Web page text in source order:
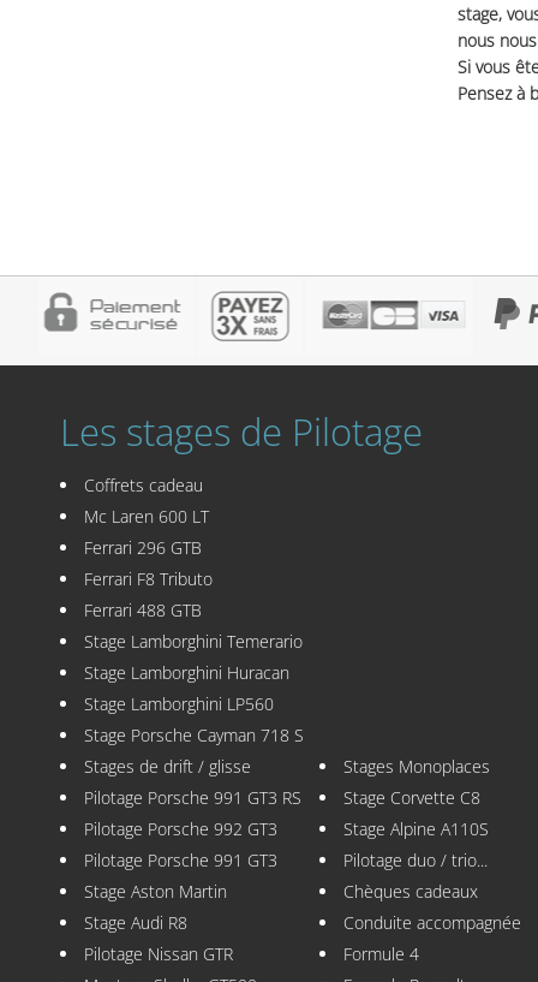
stage,
nous
Si vous
Pensez à
Les stages de Pilotage
Coffrets cadeau
Mc Laren 600 LT
Ferrari 296 GTB
Ferrari F8 Tributo
Ferrari 488 GTB
Stage Lamborghini Temerario
Stage Lamborghini Huracan
Stage Lamborghini LP560
Stage Porsche Cayman 718 S
Stages de drift / glisse
Pilotage Porsche 991 GT3 RS
Pilotage Porsche 992 GT3
Pilotage Porsche 991 GT3
Stage Aston Martin
Stage Audi R8
Pilotage Nissan GTR
Stages Monoplaces
Stage Corvette C8
Stage Alpine A110S
Pilotage duo / trio...
Chèques cadeaux
Conduite accompagnée
Formule 4